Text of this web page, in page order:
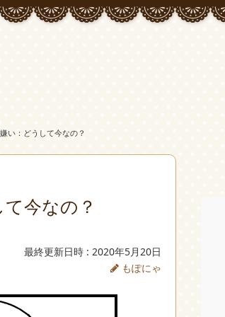
い：どうして今なの？
今なの？
最終更新日時 : 2020年5月20日
もぽにゃ